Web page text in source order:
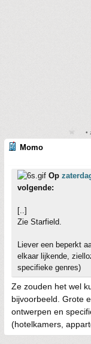
•
Momo
Op
volgende:
[..]
Zie Starfield.
Liever een beperkt
elkaar lijkende,
specifieke genres)
Ze zouden het wel
bijvoorbeeld. Grote
ontwerpen en
(hotelkamers,